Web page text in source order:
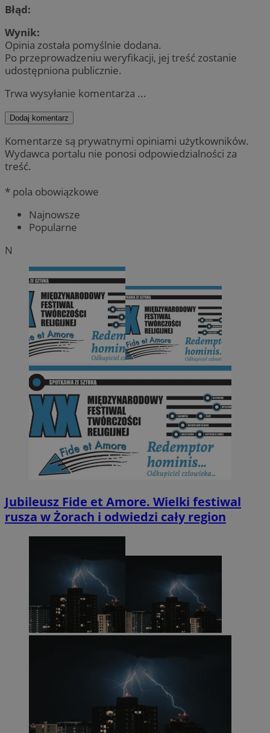
Błąd:
Wynik:
Opinia została pomyślnie dodana.
Po przeprowadzeniu weryfikacji, jej treść zostanie
udostępniona publicznie.
Trwa wysyłanie komentarza ...
Dodaj komentarz
Komentarze są prywatnymi opiniami użytkowników.
Wydawca portalu nie ponosi odpowiedzialności za
treść.
* pola obowiązkowe
Najnowsze
Popularne
N
Jubileusz Fide et Amore. Wielki festiwal
rusza w Żorach i odwiedzi cały region